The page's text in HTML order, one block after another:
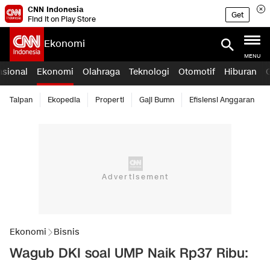
CNN Indonesia
Find it on Play Store
Get
Ekonomi
MENU
Ekonomi Olahraga Teknologi Otomotif Hiburan
Taipan Ekopedia Properti Gaji Bumn Efisiensi Anggaran
Ekonomi Bisnis
Wagub DKI soal UMP Naik Rp37 Ribu: